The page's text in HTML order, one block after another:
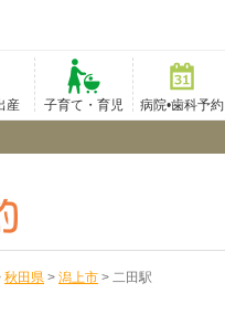
産 子育て・育児 病院•歯科予約
秋田県 > 潟上市 > 二田駅